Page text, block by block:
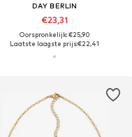
DAY BERLIN
€23,31
Oorspronkelijk: €25,90
Laatste laagste prijs:€22,41